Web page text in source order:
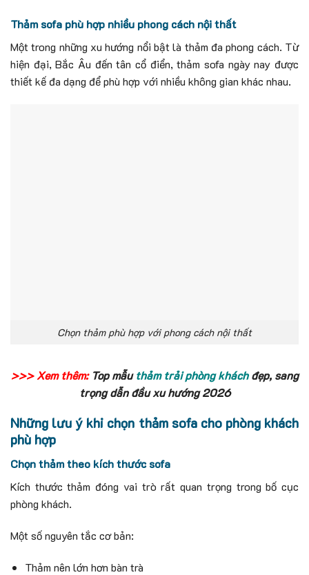
Thảm sofa phù hợp nhiều phong cách nội thất
Một trong những xu hướng nổi bật là thảm đa phong cách. Từ
hiện đại, Bắc Âu đến tân cổ điển, thảm sofa ngày nay được
thiết kế đa dạng để phù hợp với nhiều không gian khác nhau.
Chọn thảm phù hợp với phong cách nội thất
>>> Xem thêm:Top mẫuthảm trải phòng kháchđẹp, sang
trọng dẫn đầu xu hướng 2026
Những lưu ý khi chọn thảm sofa cho phòng khách
phù hợp
Chọn thảm theo kích thước sofa
Kích thước thảm đóng vai trò rất quan trọng trong bố cục
phòng khách.
Một số nguyên tắc cơ bản:
Thảm nên lớn hơn bàn trà